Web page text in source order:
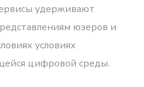
удерживают
юзеров и
условиях
цифровой среды.